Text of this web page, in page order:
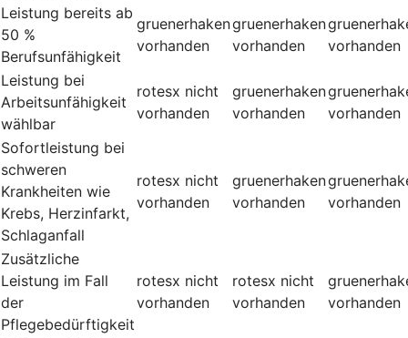
Leistung bereits ab
50 %
Berufsunfähigkeit
gruenerhaken
vorhanden
gruenerhaken
vorhanden
vorhanden
Leistung bei
Arbeitsunfähigkeit
wählbar
rotesx nicht
vorhanden
gruenerhaken
vorhanden
vorhanden
Sofortleistung bei
schweren
Krankheiten wie
Krebs, Herzinfarkt,
Schlaganfall
rotesx nicht
vorhanden
gruenerhaken
vorhanden
vorhanden
Zusätzliche
Leistung im Fall
der
Pflegebedürftigkeit
rotesx nicht
vorhanden
rotesx nicht
vorhanden
vorhanden